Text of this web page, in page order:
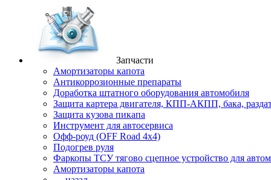
Запчасти
Амортизаторы капота
Антикоррозионные препараты
Доработка штатного оборудования автомобиля
Защита картера двигателя, КПП-АКПП, бака,
Защита кузова пикапа
Инструмент для автосервиса
Офф-роуд (OFF Road 4x4)
Подогрев руля
Фаркопы ТСУ тягово сцепное устройство для
Амортизаторы капота